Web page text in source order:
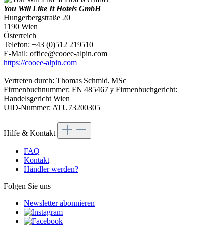
You Will Like It Hotels GmbH
Hungerbergstraße 20
1190 Wien
Österreich
Telefon: +43 (0)512 219510
E-Mail: office@cooee-alpin.com
https://cooee-alpin.com
Vertreten durch: Thomas Schmid, MSc
Firmenbuchnummer: FN 485467 y Firmenbuchgericht:
Handelsgericht Wien
UID-Nummer: ATU73200305
Hilfe & Kontakt
FAQ
Kontakt
Händler werden?
Folgen Sie uns
Newsletter abonnieren